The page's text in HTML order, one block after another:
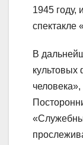
1945 году,
спектакле
В
культовых